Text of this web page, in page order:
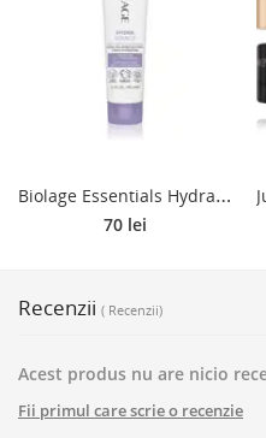
B
iolage Essentials HydraSource Cremă modelatoare cu efect de hidratare 150 ml
70 lei
Recenzii ( Recenzii)
Acest produs nu are nicio
Fii primul care scrie o recenzie